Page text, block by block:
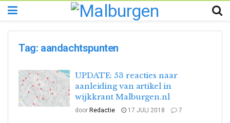
Tag: aandachtspunten
UPDATE: 53 reacties naar
aanleiding van artikel in
wijkkrant Malburgen.nl
door Redactie 17 JULI 2018 7